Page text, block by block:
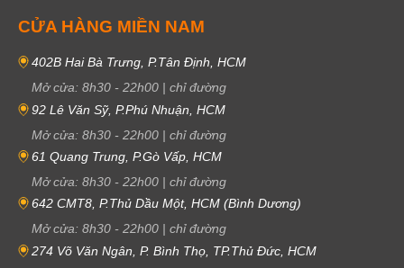
CỬA HÀNG MIỀN NAM
402B Hai Bà Trưng, P.Tân Định, HCM
Mở cửa: 8h30 - 22h00 | chỉ đường
92 Lê Văn Sỹ, P.Phú Nhuận, HCM
Mở cửa: 8h30 - 22h00 | chỉ đường
61 Quang Trung, P.Gò Vấp, HCM
Mở cửa: 8h30 - 22h00 | chỉ đường
642 CMT8, P.Thủ Dầu Một, HCM (Bình Dương)
Mở cửa: 8h30 - 22h00 | chỉ đường
274 Võ Văn Ngân, P. Bình Thọ, TP.Thủ Đức, HCM